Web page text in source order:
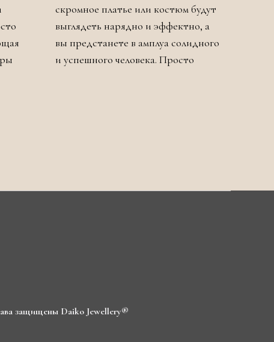
скромное платье или костюм будут
выглядеть нарядно и эффектно, а
вы предстанете в амплуа солидного
и успешного человека. Просто
защищены Daiko Jewellery®